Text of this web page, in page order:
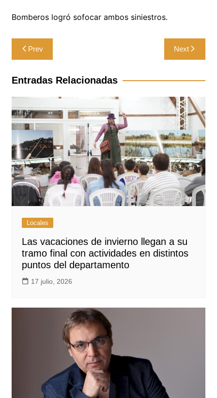
Bomberos logró sofocar ambos siniestros.
Navegación
de
entradas
Prev Next
Entradas Relacionadas
Locales
Las vacaciones de invierno llegan a su
tramo final con actividades en distintos
puntos del departamento
17 julio, 2026